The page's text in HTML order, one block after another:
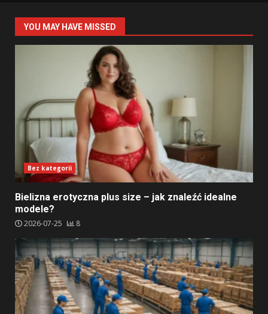
YOU MAY HAVE MISSED
Bez kategorii
Bielizna erotyczna plus size – jak znaleźć idealne
modele?
2026-07-25 8